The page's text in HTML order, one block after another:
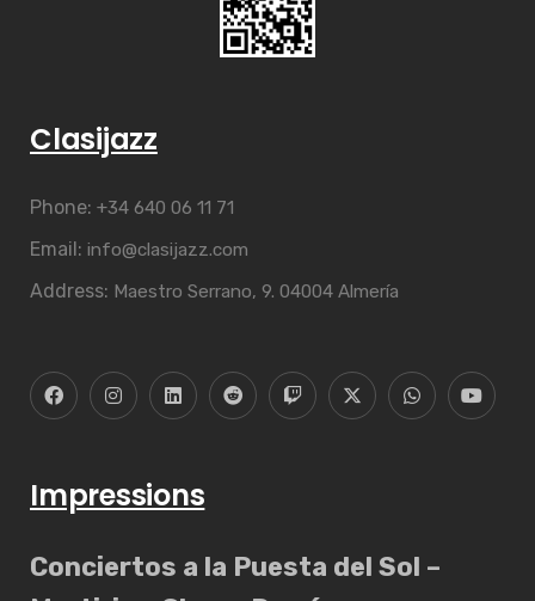
Clasijazz
Phone: +34 640 06 11 71
Email: info@clasijazz.com
Address: Maestro Serrano, 9. 04004 Almería
Impressions
Conciertos a la Puesta del Sol –